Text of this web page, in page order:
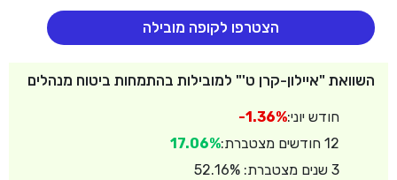
הצטרפו לקופה מובילה
השוואת "איילון-קרן ט'" למובילות בהתמחות ביטוח מנהלים
חודש יוני:-1.36%
12 חודשים מצטברת:
17.06%
3 שנים מצטברת: 52.16%